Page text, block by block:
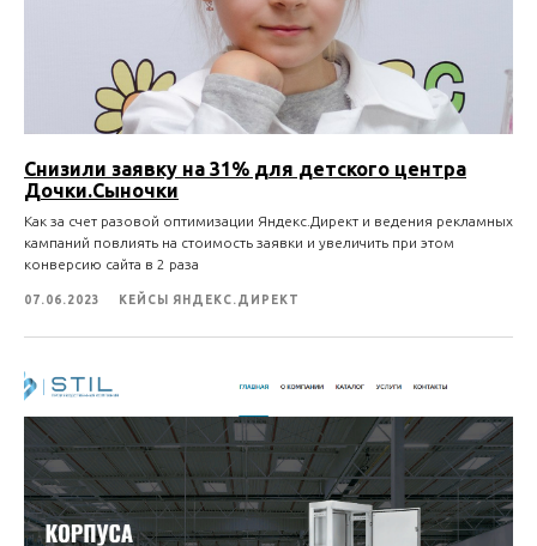
Снизили заявку на 31% для детского центра
Дочки.Сыночки
Как за счет разовой оптимизации Яндекс.Директ и ведения рекламных
кампаний повлиять на стоимость заявки и увеличить при этом
конверсию сайта в 2 раза
07.06.2023 КЕЙСЫ ЯНДЕКС.ДИРЕКТ
Услуги
Об агентстве Отзывы
Консультация